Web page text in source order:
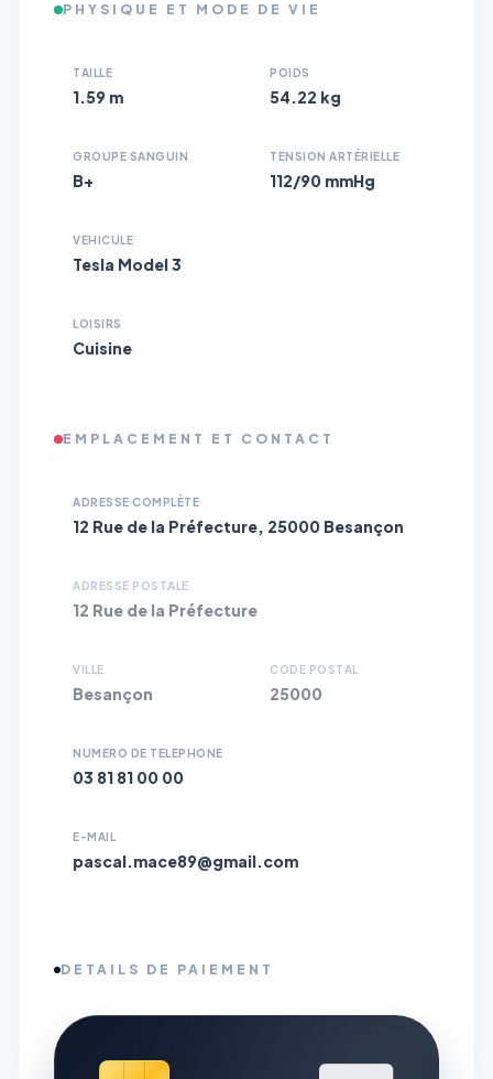
PHYSIQUE ET MODE DE VIE
TAILLE
1.59 m
POIDS
54.22 kg
GROUPE SANGUIN
B+
TENSION ARTÉRIELLE
112/90 mmHg
VEHICULE
Tesla Model 3
LOISIRS
Cuisine
EMPLACEMENT ET CONTACT
ADRESSE COMPLÈTE
12 Rue de la Préfecture, 25000 Besançon
ADRESSE POSTALE
12 Rue de la Préfecture
VILLE
Besançon
CODE POSTAL
25000
NUMERO DE TELEPHONE
03 81 81 00 00
E-MAIL
pascal.mace89@gmail.com
DETAILS DE PAIEMENT